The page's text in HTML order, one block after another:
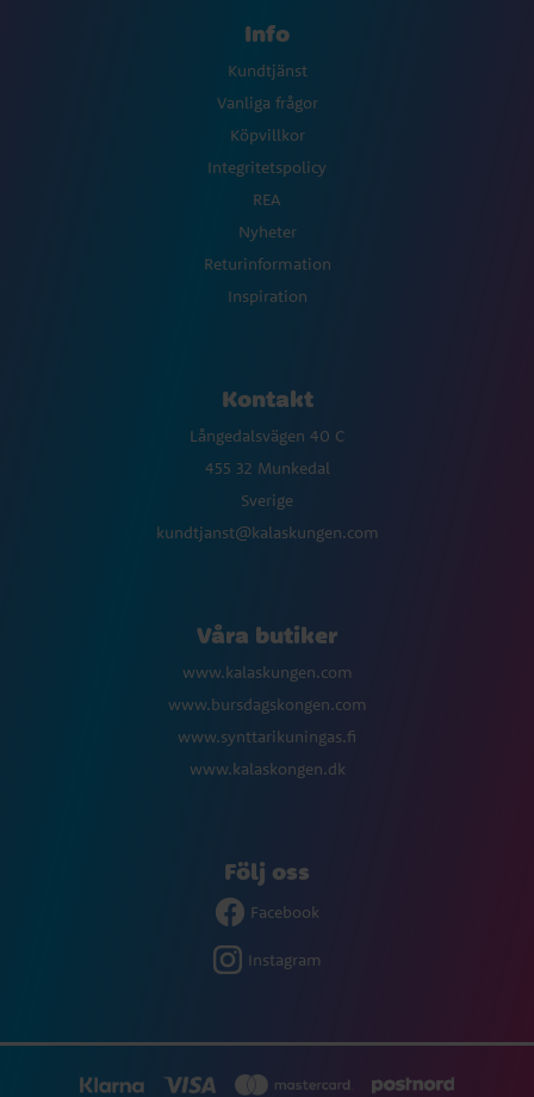
Info
Kundtjänst
Vanliga frågor
Köpvillkor
Integritetspolicy
REA
Nyheter
Returinformation
Inspiration
Kontakt
Långedalsvägen 40 C
455 32 Munkedal
Sverige
kundtjanst@kalaskungen.com
Våra butiker
www.kalaskungen.com
www.bursdagskongen.com
www.synttarikuningas.fi
www.kalaskongen.dk
Följ oss
Facebook
Instagram